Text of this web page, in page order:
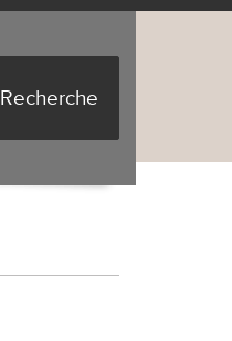
Recherche